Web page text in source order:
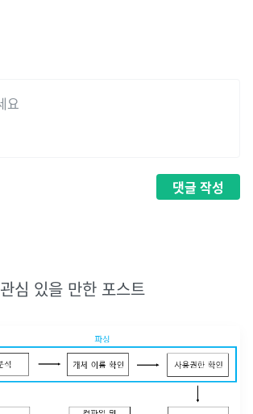
댓글 작성
관심 있을 만한 포스트